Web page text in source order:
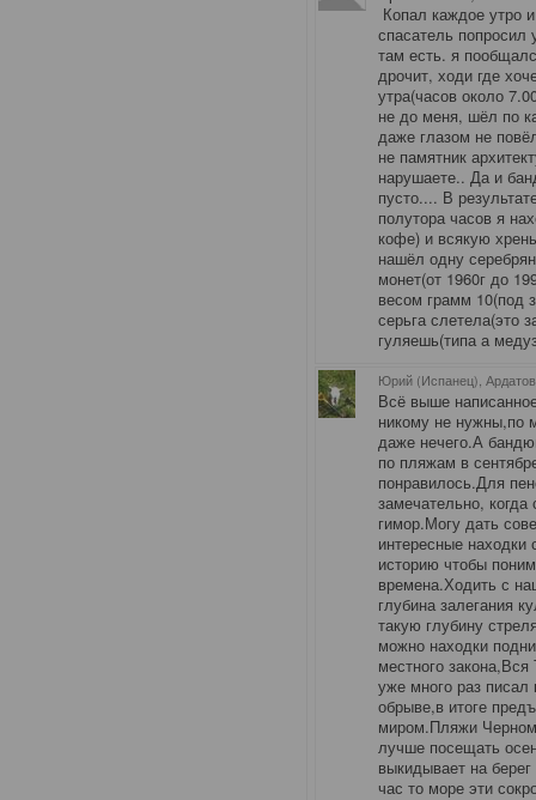
Копал каждое утро
спасатель
там есть. я
дрочит, ходи где
утра(часов около
не до меня, шёл по
даже глазом не
не памятник
нарушаете.. Да и
пусто.... В
полутора часов я
кофе) и всякую
нашёл одну
монет(от 1960г до
весом грамм 10(под
серьга слетела(это
гуляешь(типа а
Юрий (Испанец), Ардатов
Всё выше
никому не нужны,по
даже нечего.А
по пляжам в
понравилось.Для
замечательно,
гимор.Могу дать
интересные находки
историю чтобы
времена.Ходить с
глубина залегания
такую глубину
можно находки
местного
уже много раз писал
обрыве,в итоге
миром.Пляжи
лучше посещать
выкидывает на
час то море эти